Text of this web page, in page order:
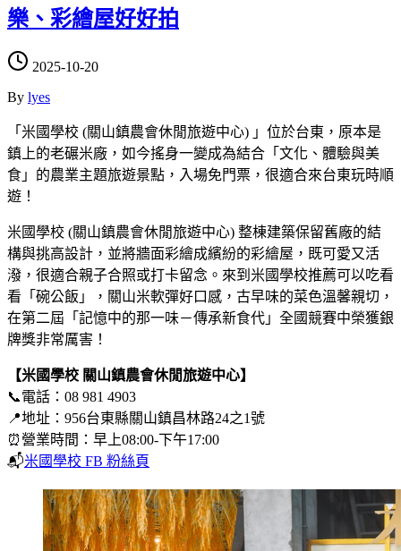
樂、彩繪屋好好拍
2025-10-20
By lyes
「米國學校 (關山鎮農會休閒旅遊中心) 」位於台東，原本是
鎮上的老碾米廠，如今搖身一變成為結合「文化、體驗與美
食」的農業主題旅遊景點，入場免門票，很適合來台東玩時順
遊！
米國學校 (關山鎮農會休閒旅遊中心) 整棟建築保留舊廠的結
構與挑高設計，並將牆面彩繪成繽紛的彩繪屋，既可愛又活
潑，很適合親子合照或打卡留念。來到米國學校推薦可以吃看
看「碗公飯」，關山米軟彈好口感，古早味的菜色溫馨親切，
在第二屆「記憶中的那一味－傳承新食代」全國競賽中榮獲銀
牌獎非常厲害！
【米國學校 關山鎮農會休閒旅遊中心】
📞電話：08 981 4903
📍地址：956台東縣關山鎮昌林路24之1號
⏰營業時間：早上08:00-下午17:00
📬米國學校 FB 粉絲頁